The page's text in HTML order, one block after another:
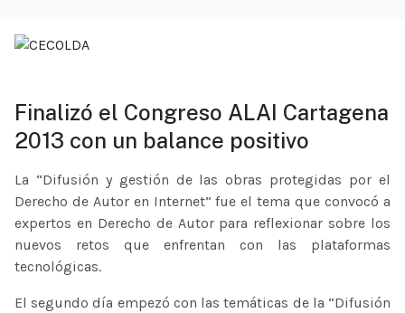
Finalizó el Congreso ALAI Cartagena
2013 con un balance positivo
La “Difusión y gestión de las obras protegidas por el
Derecho de Autor en Internet” fue el tema que convocó a
expertos en Derecho de Autor para reflexionar sobre los
nuevos retos que enfrentan con las plataformas
tecnológicas.
El segundo día empezó con las temáticas de la “Difusión